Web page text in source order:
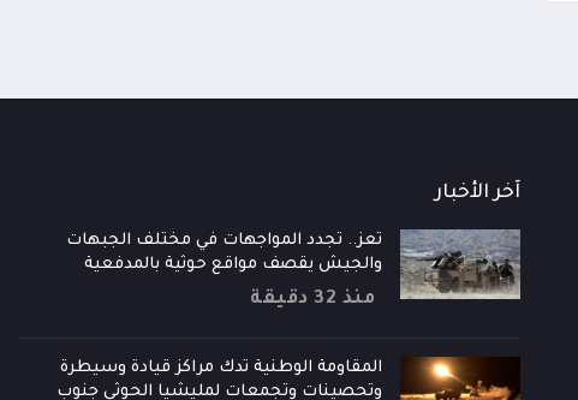
آخر الأخبار
تعز.. تجدد المواجهات في مختلف الجبهات
والجيش يقصف مواقع حوثية بالمدفعية
منذ 32 دقيقة
المقاومة الوطنية تدك مراكز قيادة وسيطرة
وتحصينات وتجمعات لمليشيا الحوثي جنوب